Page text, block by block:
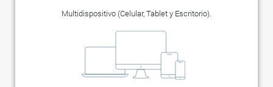
Multidispositivo (Celular, Tablet y Escritorio).